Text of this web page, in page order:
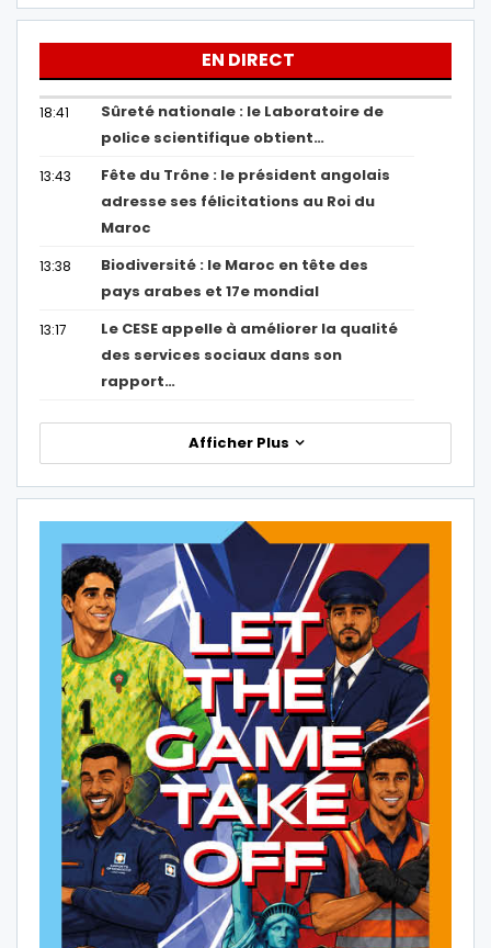
EN DIRECT
18:41
Sûreté nationale : le Laboratoire de
police scientifique obtient…
13:43
Fête du Trône : le président angolais
adresse ses félicitations au Roi du
Maroc
13:38
Biodiversité : le Maroc en tête des
pays arabes et 17e mondial
13:17
Le CESE appelle à améliorer la qualité
des services sociaux dans son
rapport…
Afficher Plus